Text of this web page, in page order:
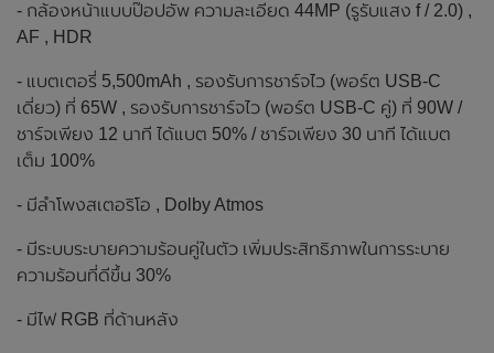
- กล้องหน้าแบบป๊อปอัพ ความละเอียด 44MP (รูรับแสง f / 2.0) ,
AF , HDR
- แบตเตอรี่ 5,500mAh , รองรับการชาร์จไว (พอร์ต USB-C
เดี่ยว) ที่ 65W , รองรับการชาร์จไว (พอร์ต USB-C คู่) ที่ 90W /
ชาร์จเพียง 12 นาที ได้แบต 50% / ชาร์จเพียง 30 นาที ได้แบต
เต็ม 100%
- มีลำโพงสเตอริโอ , Dolby Atmos
- มีระบบระบายความร้อนคู่ในตัว เพิ่มประสิทธิภาพในการระบาย
ความร้อนที่ดีขึ้น 30%
- มีไฟ RGB ที่ด้านหลัง